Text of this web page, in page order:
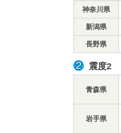
神奈川県
新潟県
長野県
震度2
青森県
岩手県